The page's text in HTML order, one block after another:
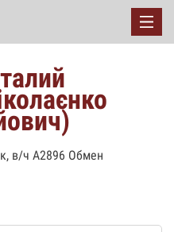
в/ч А2896 Обмен